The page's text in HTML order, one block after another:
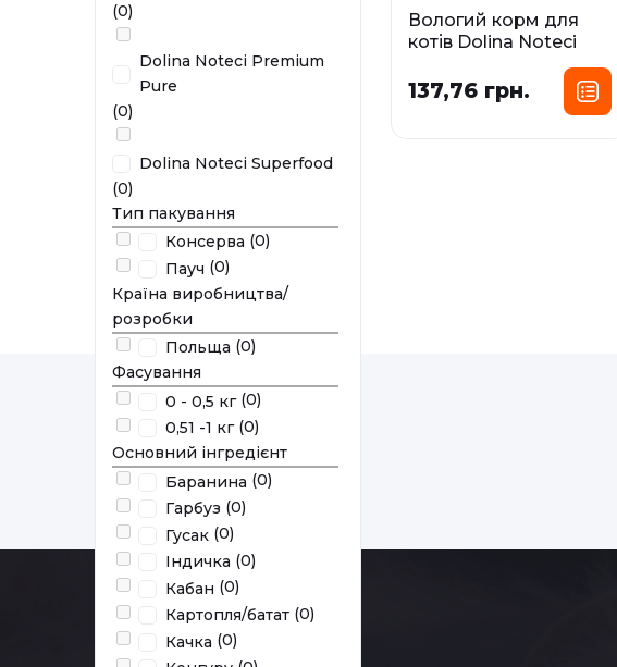
(0)
Dolina Noteci Premium
Pure
(0)
Dolina Noteci Superfood
(0)
Тип пакування
Консерва (0)
Пауч (0)
Країна виробництва/
розробки
Польща (0)
Фасування
0 - 0,5 кг (0)
0,51 -1 кг (0)
Основний інгредієнт
Баранина (0)
Гарбуз (0)
Гусак (0)
Індичка (0)
Кабан (0)
Картопля/батат (0)
Качка (0)
Вологий корм для
котів Dolina Noteci
шматочки в соусі з
телятиною
137,76 грн.